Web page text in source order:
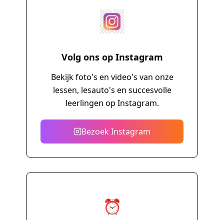
Volg ons op Instagram
Bekijk foto's en video's van onze
lessen, lesauto's en succesvolle
leerlingen op Instagram.
Bezoek Instagram
⏰